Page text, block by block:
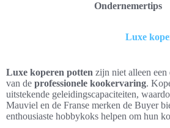
Ondernemertips
Luxe
Luxe koperen potten zijn niet alleen een
van de professionele kookervaring.
uitstekende geleidingscapaciteiten,
Mauviel en de Franse merken de Buyer
enthousiaste hobbykoks helpen om hun